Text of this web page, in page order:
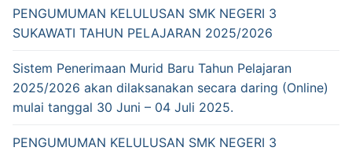
PENGUMUMAN KELULUSAN SMK NEGERI 3
SUKAWATI TAHUN PELAJARAN 2025/2026
Sistem Penerimaan Murid Baru Tahun Pelajaran
2025/2026 akan dilaksanakan secara daring (Online)
mulai tanggal 30 Juni – 04 Juli 2025.
PENGUMUMAN KELULUSAN SMK NEGERI 3